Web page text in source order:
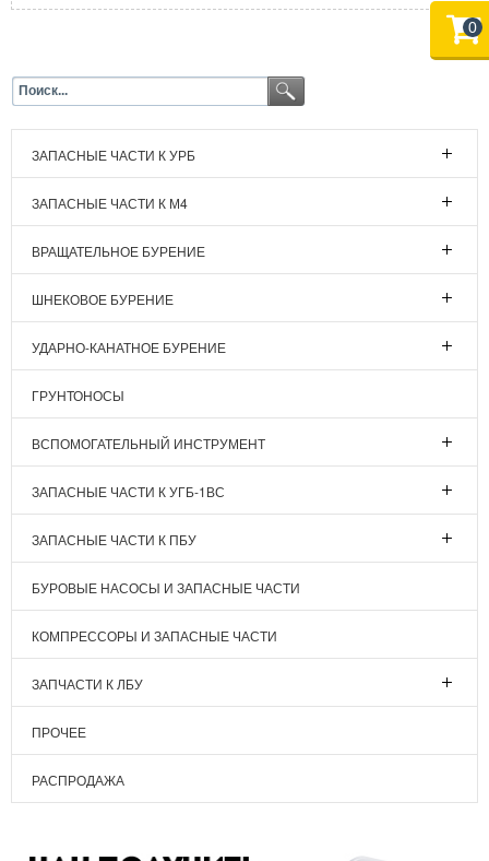
ЗАПАСНЫЕ ЧАСТИ К УРБ
ЗАПАСНЫЕ ЧАСТИ К М4
ВРАЩАТЕЛЬНОЕ БУРЕНИЕ
ШНЕКОВОЕ БУРЕНИЕ
УДАРНО-КАНАТНОЕ БУРЕНИЕ
ГРУНТОНОСЫ
ВСПОМОГАТЕЛЬНЫЙ ИНСТРУМЕНТ
ЗАПАСНЫЕ ЧАСТИ К УГБ-1ВС
ЗАПАСНЫЕ ЧАСТИ К ПБУ
БУРОВЫЕ НАСОСЫ И ЗАПАСНЫЕ ЧАСТИ
КОМПРЕССОРЫ И ЗАПАСНЫЕ ЧАСТИ
ЗАПЧАСТИ К ЛБУ
ПРОЧЕЕ
РАСПРОДАЖА
0